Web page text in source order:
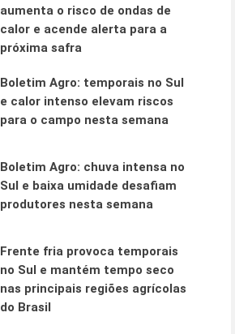
aumenta o risco de ondas de
calor e acende alerta para a
próxima safra
Boletim Agro: temporais no Sul
e calor intenso elevam riscos
para o campo nesta semana
Boletim Agro: chuva intensa no
Sul e baixa umidade desafiam
produtores nesta semana
Frente fria provoca temporais
no Sul e mantém tempo seco
nas principais regiões agrícolas
do Brasil